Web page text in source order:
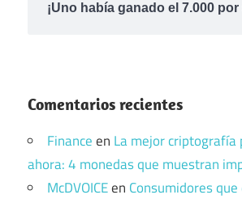
¡Uno había ganado el 7.000
Comentarios recientes
Financeen La mejor criptografía
ahora: 4 monedas que muestran
McDVOICEen Consumidores